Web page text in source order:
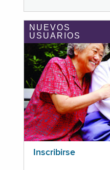
NUEVOS
USUARIOS
Inscribirse